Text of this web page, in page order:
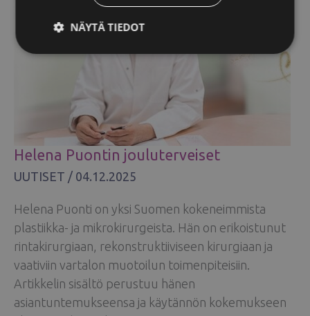
TERVETULLEEKSI
TIMO
Helena Puontin jouluterveiset
UUTISET / 04.12.2025
Helena Puonti on yksi Suomen kokeneimmista
plastiikka- ja mikrokirurgeista. Hän on erikoistunut
rintakirurgiaan, rekonstruktiiviseen kirurgiaan ja
vaativiin vartalon muotoilun toimenpiteisiin.
Artikkelin sisältö perustuu hänen
asiantuntemukseensa ja käytännön kokemukseen
NÄYTÄ TIEDOT